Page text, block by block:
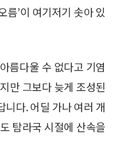
’이 여기저기 솟아 있
름다울 수 없다고 기염
만 그보다 늦게 조성된
다. 어딜 가나 여러 개
탐라국 시절에 산속을